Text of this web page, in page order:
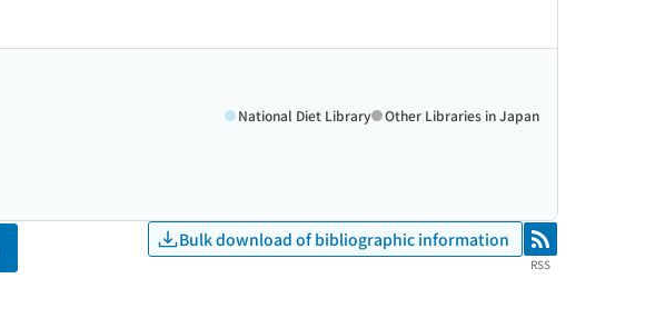
National Diet Library Other Libraries in Japan
Bulk download of bibliographic information RSS
RSS